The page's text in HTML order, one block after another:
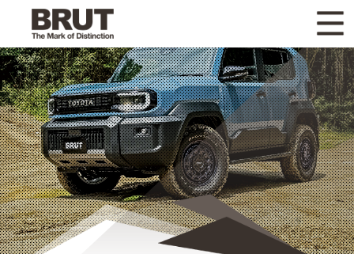
WHAT'S NEW ニュース
WHEEL LINEUP ホイールラインナップ
OTHER PRODUCT 関連製品
GALLERY ギャラリー
CATALOG カタログ請求